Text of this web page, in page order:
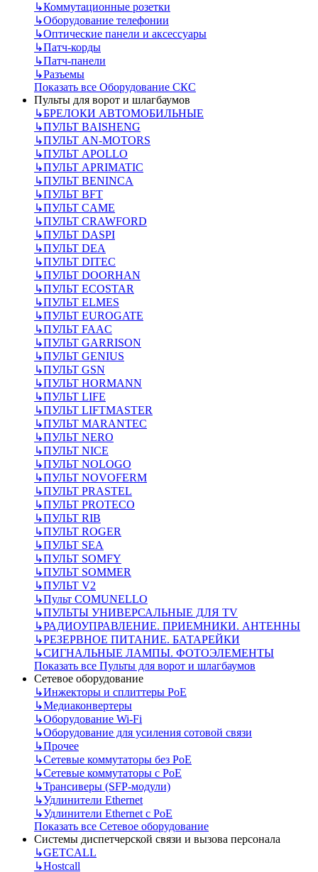
↳Коммутационные розетки
↳Оборудование телефонии
↳Оптические панели и аксессуары
↳Патч-корды
↳Патч-панели
↳Разъемы
Показать все Оборудование СКС
Пульты для ворот и шлагбаумов
↳БРЕЛОКИ АВТОМОБИЛЬНЫЕ
↳ПУЛЬТ BAISHENG
↳ПУЛЬТ AN-MOTORS
↳ПУЛЬТ APOLLO
↳ПУЛЬТ APRIMATIC
↳ПУЛЬТ BENINCA
↳ПУЛЬТ BFT
↳ПУЛЬТ CAME
↳ПУЛЬТ CRAWFORD
↳ПУЛЬТ DASPI
↳ПУЛЬТ DEA
↳ПУЛЬТ DITEC
↳ПУЛЬТ DOORHAN
↳ПУЛЬТ ECOSTAR
↳ПУЛЬТ ELMES
↳ПУЛЬТ EUROGATE
↳ПУЛЬТ FAAC
↳ПУЛЬТ GARRISON
↳ПУЛЬТ GENIUS
↳ПУЛЬТ GSN
↳ПУЛЬТ HORMANN
↳ПУЛЬТ LIFE
↳ПУЛЬТ LIFTMASTER
↳ПУЛЬТ MARANTEC
↳ПУЛЬТ NERO
↳ПУЛЬТ NICE
↳ПУЛЬТ NOLOGO
↳ПУЛЬТ NOVOFERM
↳ПУЛЬТ PRASTEL
↳ПУЛЬТ PROTECO
↳ПУЛЬТ RIB
↳ПУЛЬТ ROGER
↳ПУЛЬТ SEA
↳ПУЛЬТ SOMFY
↳ПУЛЬТ SOMMER
↳ПУЛЬТ V2
↳Пульт СOMUNELLO
↳ПУЛЬТЫ УНИВЕРСАЛЬНЫЕ ДЛЯ TV
↳РАДИОУПРАВЛЕНИЕ. ПРИЕМНИКИ. АНТЕННЫ
↳РЕЗЕРВНОЕ ПИТАНИЕ. БАТАРЕЙКИ
↳СИГНАЛЬНЫЕ ЛАМПЫ. ФОТОЭЛЕМЕНТЫ
Показать все Пульты для ворот и шлагбаумов
Сетевое оборудование
↳Инжекторы и сплиттеры РоЕ
↳Медиаконвертеры
↳Оборудование Wi-Fi
↳Оборудование для усиления сотовой связи
↳Прочее
↳Сетевые коммутаторы без РоЕ
↳Сетевые коммутаторы с РоЕ
↳Трансиверы (SFP-модули)
↳Удлинители Ethernet
↳Удлинители Ethernet с PoE
Показать все Сетевое оборудование
Системы диспетчерской связи и вызова персонала
↳GETCALL
↳Hostcall